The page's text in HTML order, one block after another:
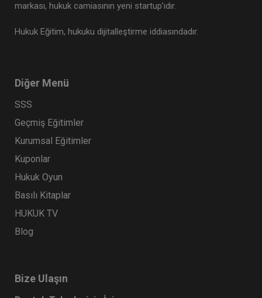
markası, hukuk camiasının yeni startup’ıdır.
Hukuk Eğitim, hukuku dijitalleştirme iddiasındadır.
Diğer Menü
SSS
Geçmiş Eğitimler
Kurumsal Eğitimler
Kuponlar
Hukuk Oyun
Basılı Kitaplar
HUKUK TV
Blog
Bize Ulaşın